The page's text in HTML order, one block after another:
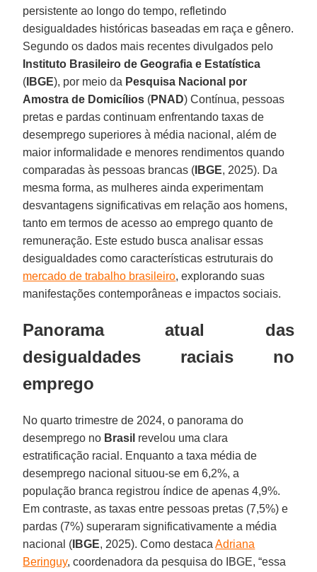
persistente ao longo do tempo, refletindo
desigualdades históricas baseadas em raça e gênero.
Segundo os dados mais recentes divulgados pelo
Instituto Brasileiro de Geografia e Estatística
( IBGE), por meio da Pesquisa Nacional por
Amostra de Domicílios (PNAD) Contínua, pessoas
pretas e pardas continuam enfrentando taxas de
desemprego superiores à média nacional, além de
maior informalidade e menores rendimentos quando
comparadas às pessoas brancas ( IBGE, 2025). Da
mesma forma, as mulheres ainda experimentam
desvantagens significativas em relação aos homens,
tanto em termos de acesso ao emprego quanto de
remuneração. Este estudo busca analisar essas
desigualdades como características estruturais do
mercado de trabalho brasileiro, explorando suas
manifestações contemporâneas e impactos sociais.
Panorama atual das
desigualdades raciais no
emprego
No quarto trimestre de 2024, o panorama do
desemprego no Brasil revelou uma clara
estratificação racial. Enquanto a taxa média de
desemprego nacional situou-se em 6,2%, a
população branca registrou índice de apenas 4,9%.
Em contraste, as taxas entre pessoas pretas (7,5%) e
pardas (7%) superaram significativamente a média
nacional ( IBGE, 2025). Como destacaAdriana
Beringuy, coordenadora da pesquisa do IBGE, “essa